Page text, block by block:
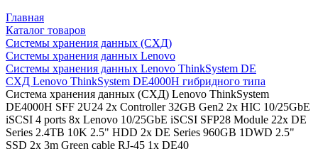
Главная
Каталог товаров
Системы хранения данных (СХД)
Системы хранения данных Lenovo
Системы хранения данных Lenovo ThinkSystem DE
СХД Lenovo ThinkSystem DE4000H гибридного типа
Система хранения данных (СХД) Lenovo ThinkSystem
DE4000H SFF 2U24 2x Controller 32GB Gen2 2x HIC 10/25GbE
iSCSI 4 ports 8x Lenovo 10/25GbE iSCSI SFP28 Module 22x DE
Series 2.4TB 10K 2.5" HDD 2x DE Series 960GB 1DWD 2.5"
SSD 2x 3m Green cable RJ-45 1x DE40